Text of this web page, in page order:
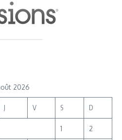
2026
J V S D
1 2